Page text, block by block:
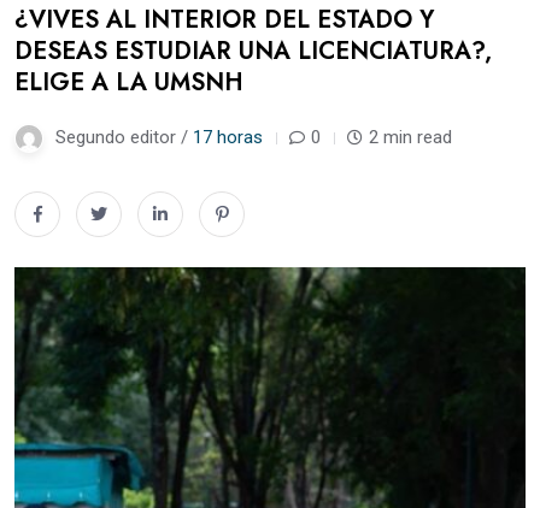
¿VIVES AL INTERIOR DEL ESTADO Y
DESEAS ESTUDIAR UNA LICENCIATURA?,
ELIGE A LA UMSNH
Segundo editor / 17 horas 0 2 min read